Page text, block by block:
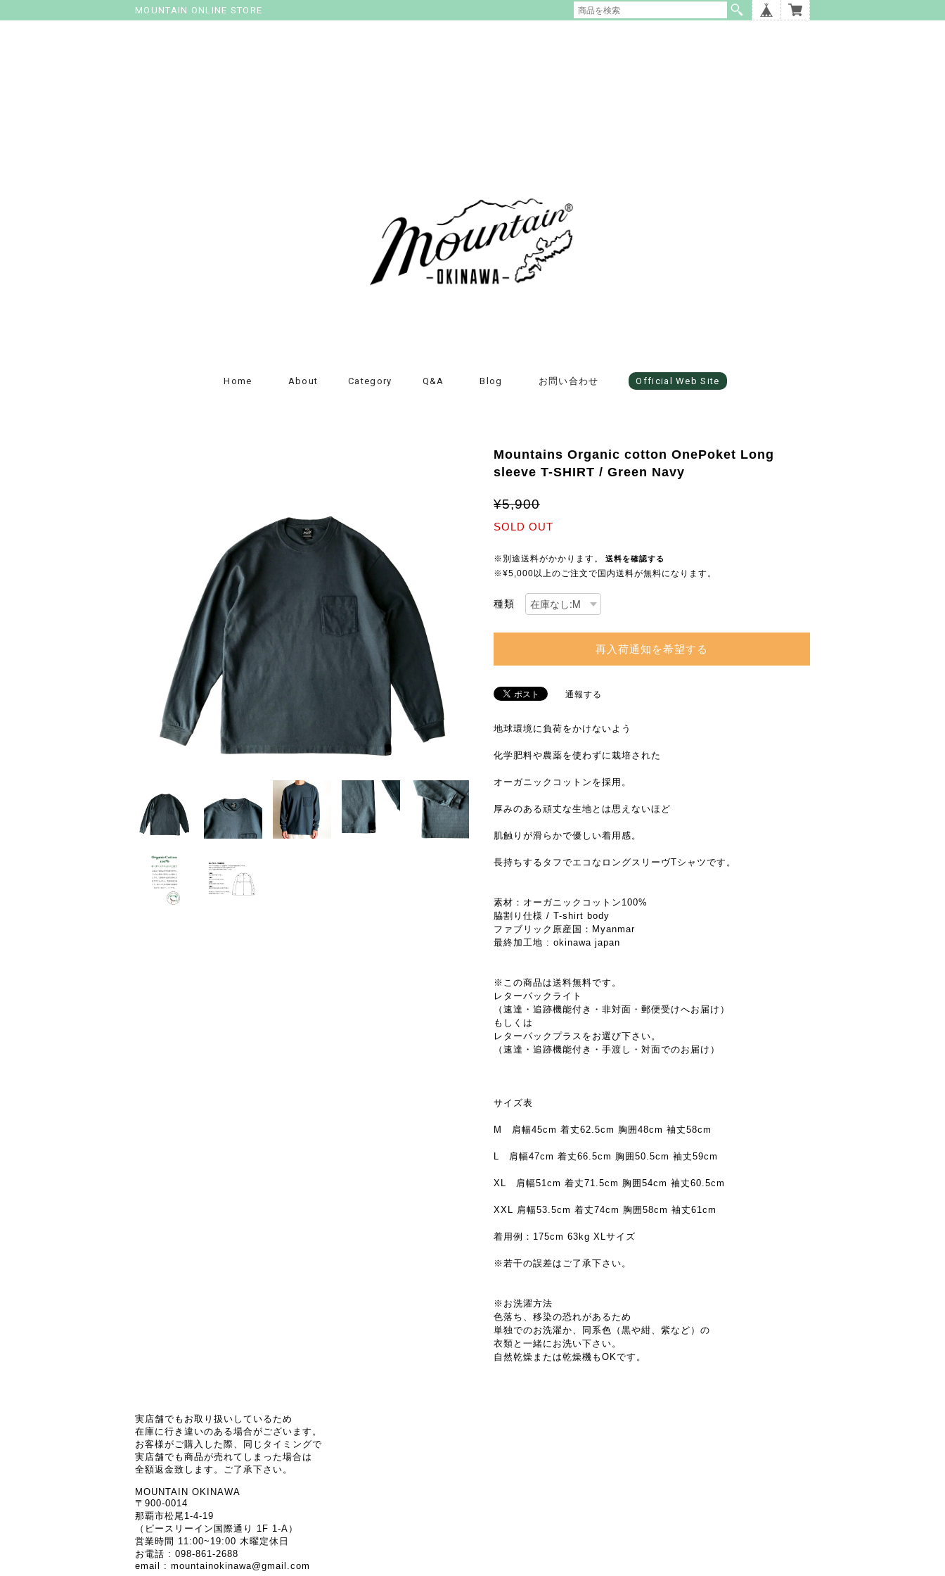
MOUNTAIN ONLINE STORE
Home About Category Q&A Blog お問い合わせ Official Web Site
Mountains Organic cotton OnePoket Long
sleeve T-SHIRT / Green Navy
¥5,900
SOLD OUT
※別途送料がかかります。 送料を確認する
※¥5,000以上のご注文で国内送料が無料になります。
種類
再入荷通知を希望する
通報する
地球環境に負荷をかけないよう
化学肥料や農薬を使わずに栽培された
オーガニックコットンを採用。
厚みのある頑丈な生地とは思えないほど
肌触りが滑らかで優しい着用感。
長持ちするタフでエコなロングスリーヴTシャツです。
素材：オーガニックコットン100%
脇割り仕様 / T-shirt body
ファブリック原産国：Myanmar
最終加工地 : okinawa japan
※この商品は送料無料です。
レターパックライト
（速達・追跡機能付き・非対面・郵便受けへお届け）
もしくは
レターパックプラスをお選び下さい。
（速達・追跡機能付き・手渡し・対面でのお届け）
サイズ表
M 肩幅45cm 着丈62.5cm 胸囲48cm 袖丈58cm
L 肩幅47cm 着丈66.5cm 胸囲50.5cm 袖丈59cm
XL 肩幅51cm 着丈71.5cm 胸囲54cm 袖丈60.5cm
XXL 肩幅53.5cm 着丈74cm 胸囲58cm 袖丈61cm
着用例：175cm 63kg XLサイズ
※若干の誤差はご了承下さい。
※お洗濯方法
色落ち、移染の恐れがあるため
単独でのお洗濯か、同系色（黒や紺、紫など）の
衣類と一緒にお洗い下さい。
自然乾燥または乾燥機もOKです。
実店舗でもお取り扱いしているため
在庫に行き違いのある場合がございます。
お客様がご購入した際、同じタイミングで
実店舗でも商品が売れてしまった場合は
全額返金致します。ご了承下さい。
MOUNTAIN OKINAWA
〒900-0014
那覇市松尾1-4-19
（ピースリーイン国際通り 1F 1-A）
営業時間 11:00~19:00 木曜定休日
お電話 : 098-861-2688
email : mountainokinawa@gmail.com